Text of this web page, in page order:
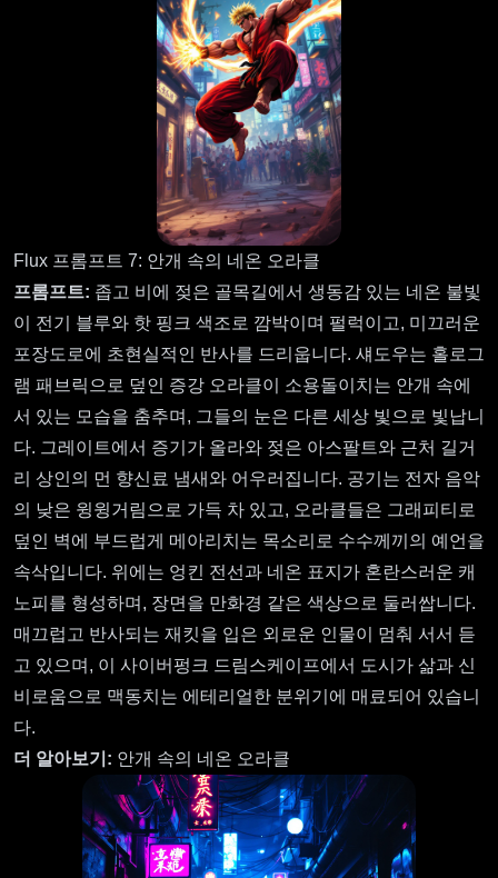
Flux 프롬프트 7: 안개 속의 네온 오라클
프롬프트: 좁고 비에 젖은 골목길에서 생동감 있는 네온 불빛
이 전기 블루와 핫 핑크 색조로 깜박이며 펄럭이고, 미끄러운
포장도로에 초현실적인 반사를 드리웁니다. 섀도우는 홀로그
램 패브릭으로 덮인 증강 오라클이 소용돌이치는 안개 속에
서 있는 모습을 춤추며, 그들의 눈은 다른 세상 빛으로 빛납니
다. 그레이트에서 증기가 올라와 젖은 아스팔트와 근처 길거
리 상인의 먼 향신료 냄새와 어우러집니다. 공기는 전자 음악
의 낮은 윙윙거림으로 가득 차 있고, 오라클들은 그래피티로
덮인 벽에 부드럽게 메아리치는 목소리로 수수께끼의 예언을
속삭입니다. 위에는 엉킨 전선과 네온 표지가 혼란스러운 캐
노피를 형성하며, 장면을 만화경 같은 색상으로 둘러쌉니다.
매끄럽고 반사되는 재킷을 입은 외로운 인물이 멈춰 서서 듣
고 있으며, 이 사이버펑크 드림스케이프에서 도시가 삶과 신
비로움으로 맥동치는 에테리얼한 분위기에 매료되어 있습니
다.
더 알아보기: 안개 속의 네온 오라클